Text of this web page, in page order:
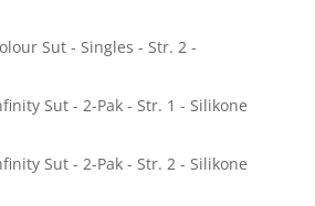
Sut - Singles - Str. 2 -
Sut - 2-Pak - Str. 1 - Silikone
Sut - 2-Pak - Str. 2 - Silikone